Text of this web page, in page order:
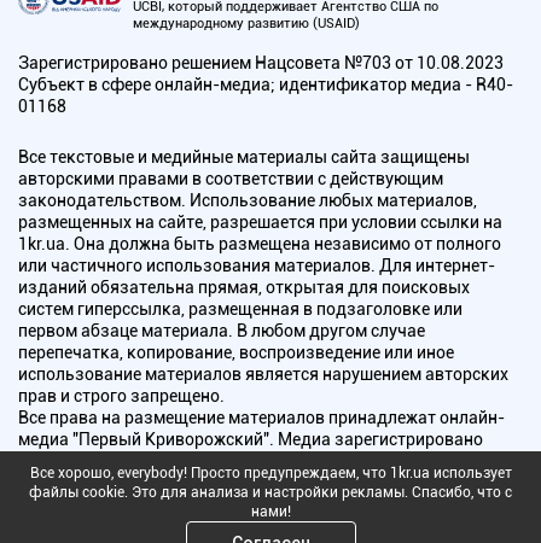
UCBI, который поддерживает Агентство США по
международному развитию (USAID)
Зарегистрировано решением Нацсовета №703 от 10.08.2023
Субъект в сфере онлайн-медиа; идентификатор медиа - R40-
01168
Все текстовые и медийные материалы сайта защищены
авторскими правами в соответствии с действующим
законодательством. Использование любых материалов,
размещенных на сайте, разрешается при условии ссылки на
1kr.ua. Она должна быть размещена независимо от полного
или частичного использования материалов. Для интернет-
изданий обязательна прямая, открытая для поисковых
систем гиперссылка, размещенная в подзаголовке или
первом абзаце материала. В любом другом случае
перепечатка, копирование, воспроизведение или иное
использование материалов является нарушением авторских
прав и строго запрещено.
Все права на размещение материалов принадлежат онлайн-
медиа "Первый Криворожский". Медиа зарегистрировано
радиовещания.
Copyright © 2010 - 2026 Все права защищены
Все хорошо, everybody! Просто предупреждаем, что 1kr.ua использует
файлы cookie. Это для анализа и настройки рекламы. Спасибо, что с
нами!